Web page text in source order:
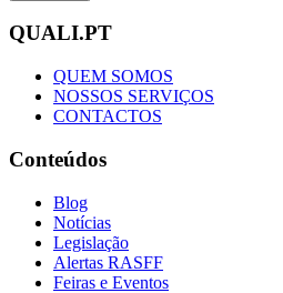
QUALI.PT
QUEM SOMOS
NOSSOS SERVIÇOS
CONTACTOS
Conteúdos
Blog
Notícias
Legislação
Alertas RASFF
Feiras e Eventos